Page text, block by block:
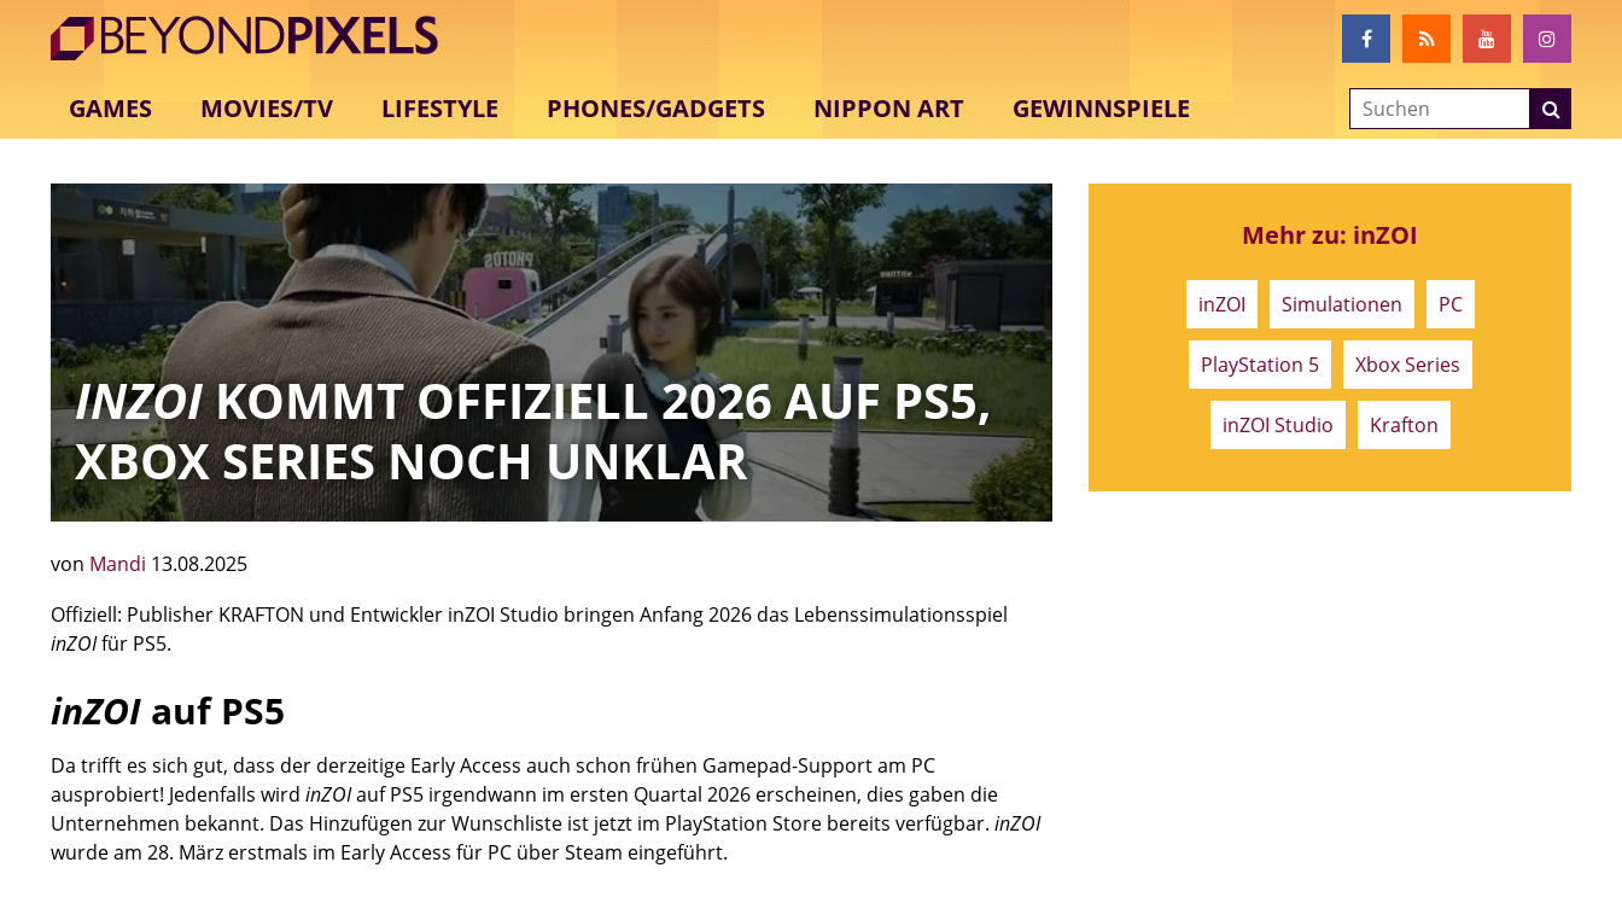
GAMES MOVIES/TV LIFESTYLE PHONES/GADGETS NIPPON ART GEWINNSPIELE
INZOIKOMMT OFFIZIELL 2026 AUF PS5,
XBOX SERIES NOCH UNKLAR
von Mandi 13.08.2025
Offiziell: Publisher KRAFTON und Entwickler inZOI Studio bringen Anfang 2026 das Lebenssimulationsspiel
inZOIfür PS5.
inZOI auf PS5
Da trifft es sich gut, dass der derzeitige Early Access auch schon frühen Gamepad-Support am PC
ausprobiert! Jedenfalls wird inZOIauf PS5 irgendwann im ersten Quartal 2026 erscheinen, dies gaben die
Unternehmen bekannt. Das Hinzufügen zur Wunschliste ist jetzt im PlayStation Store bereits verfügbar. inZOI
wurde am 28. März erstmals im Early Access für PC über Steam eingeführt.
Mehr zu: inZOI
inZOI Simulationen PC
PlayStation 5 Xbox Series
inZOI Studio Krafton